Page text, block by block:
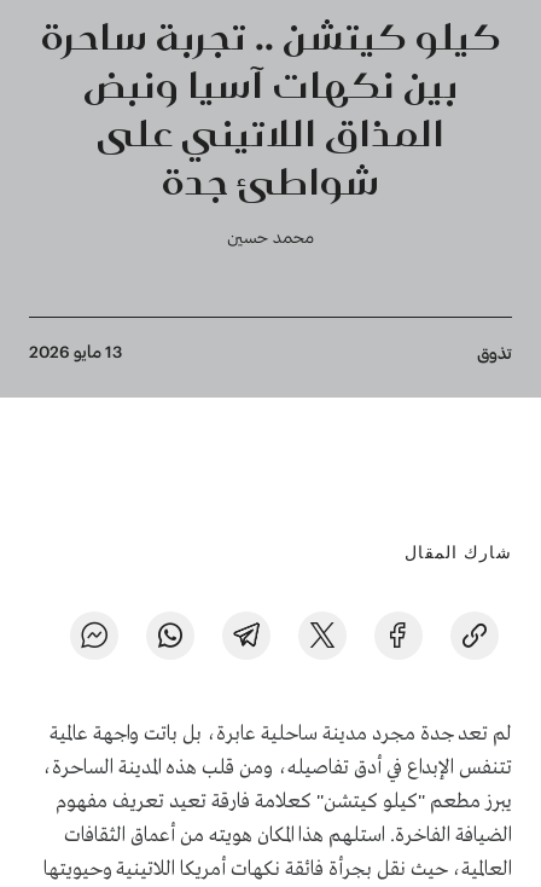
كيلو كيتشن .. تجربة ساحرة
بين نكهات آسيا ونبض
المذاق اللاتيني على
شواطئ جدة
محمد حسين
Breadcrumb
تذوق 13 مايو 2026
شارك المقال
لم تعد جدة مجرد مدينة ساحلية عابرة، بل باتت واجهة عالمية
تتنفس الإبداع في أدق تفاصيله، ومن قلب هذه المدينة الساحرة،
يبرز مطعم "كيلو كيتشن" كعلامة فارقة تعيد تعريف مفهوم
الضيافة الفاخرة. استلهم هذا المكان هويته من أعماق الثقافات
العالمية، حيث نقل بجرأة فائقة نكهات أمريكا اللاتينية وحيويتها